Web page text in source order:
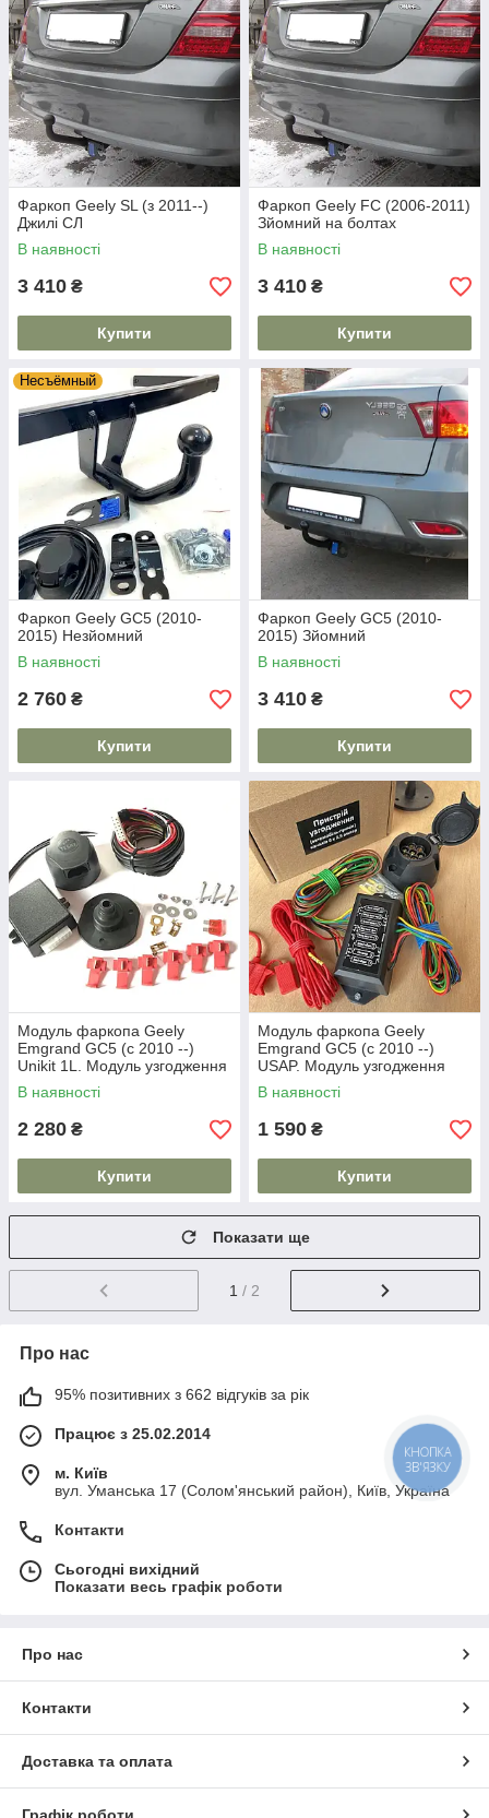
Фаркоп Geely SL (з 2011--)
Джилі СЛ
В наявності
3 410 ₴
Купити
Фаркоп Geely FC (2006-2011)
Зйомний на болтах
В наявності
3 410 ₴
Купити
Несъёмный
Фаркоп Geely GC5 (2010-
2015) Незйомний
В наявності
2 760 ₴
Купити
Фаркоп Geely GC5 (2010-
2015) Зйомний
В наявності
3 410 ₴
Купити
Модуль фаркопа Geely
Emgrand GC5 (c 2010 --)
Unikit 1L. Модуль узгодження
В наявності
2 280 ₴
Купити
Модуль фаркопа Geely
Emgrand GC5 (c 2010 --)
USAP. Модуль узгодження
В наявності
1 590 ₴
Купити
Показати ще
1 / 2
Про нас
95% позитивних з 662 відгуків за рік
Працює з 25.02.2014
м. Київ
вул. Уманська 17 (Солом'янський район), Київ, Україна
Контакти
Сьогодні вихідний
Показати весь графік роботи
Про нас
Контакти
Доставка та оплата
КНОПКА
ЗВ'ЯЗКУ